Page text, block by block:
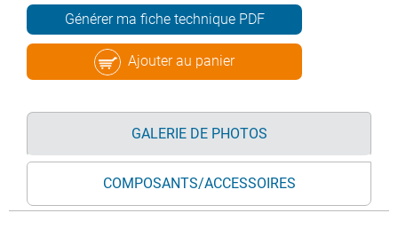
Générer ma fiche technique PDF
Ajouter au panier
GALERIE DE PHOTOS
COMPOSANTS/ACCESSOIRES